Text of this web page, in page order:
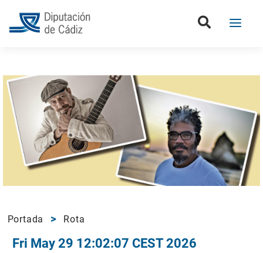
Portada Rota
Fri May 29 12:02:07 CEST 2026